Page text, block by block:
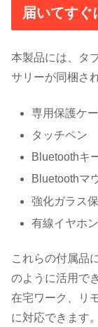
届いてすぐ
本製品には、タ
サリーが同梱さ
専用保護ケ
タッチペン
Bluetoothキ
Bluetoothマ
強化ガラス
有線イヤホン
これらの付属品
のように活用で
在宅ワーク、リ
に対応できます。